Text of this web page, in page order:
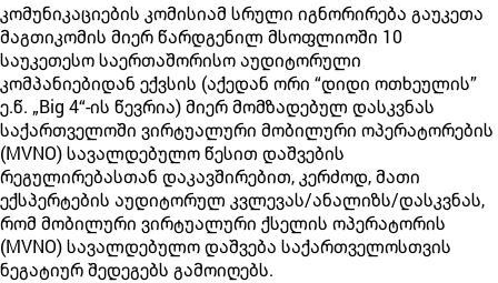
კომუნიკაციების კომისიამ სრული იგნორირება გაუკეთა
მაგთიკომის მიერ წარდგენილ მსოფლიოში 10
საუკეთესო საერთაშორისო აუდიტორული
კომპანიებიდან ექვსის (აქედან ორი “დიდი ოთხეულის”
ე.წ. „Big 4“-ის წევრია) მიერ მომზადებულ დასკვნას
საქართველოში ვირტუალური მობილური ოპერატორების
(MVNO) სავალდებულო წესით დაშვების
რეგულირებასთან დაკავშირებით, კერძოდ, მათი
ექსპერტების აუდიტორულ კვლევას/ანალიზს/დასკვნას,
რომ მობილური ვირტუალური ქსელის ოპერატორის
(MVNO) სავალდებულო დაშვება საქართველოსთვის
ნეგატიურ შედეგებს გამოიღებს.